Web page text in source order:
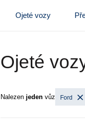
Ojeté vozy
Ojeté
Nalezen jeden vůz Ford